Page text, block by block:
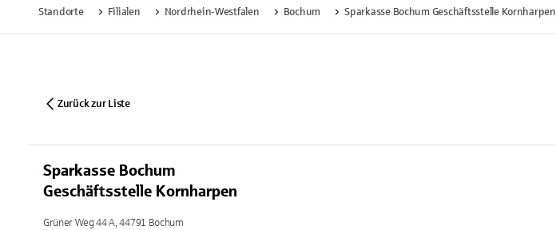
Standorte Filialen Nordrhein-Westfalen Bochum Sparkasse Bochum Geschäftsstelle Kornharpen
Zurück zur Liste
Sparkasse Bochum
Geschäftsstelle Kornharpen
Grüner Weg 44 A, 44791 Bochum